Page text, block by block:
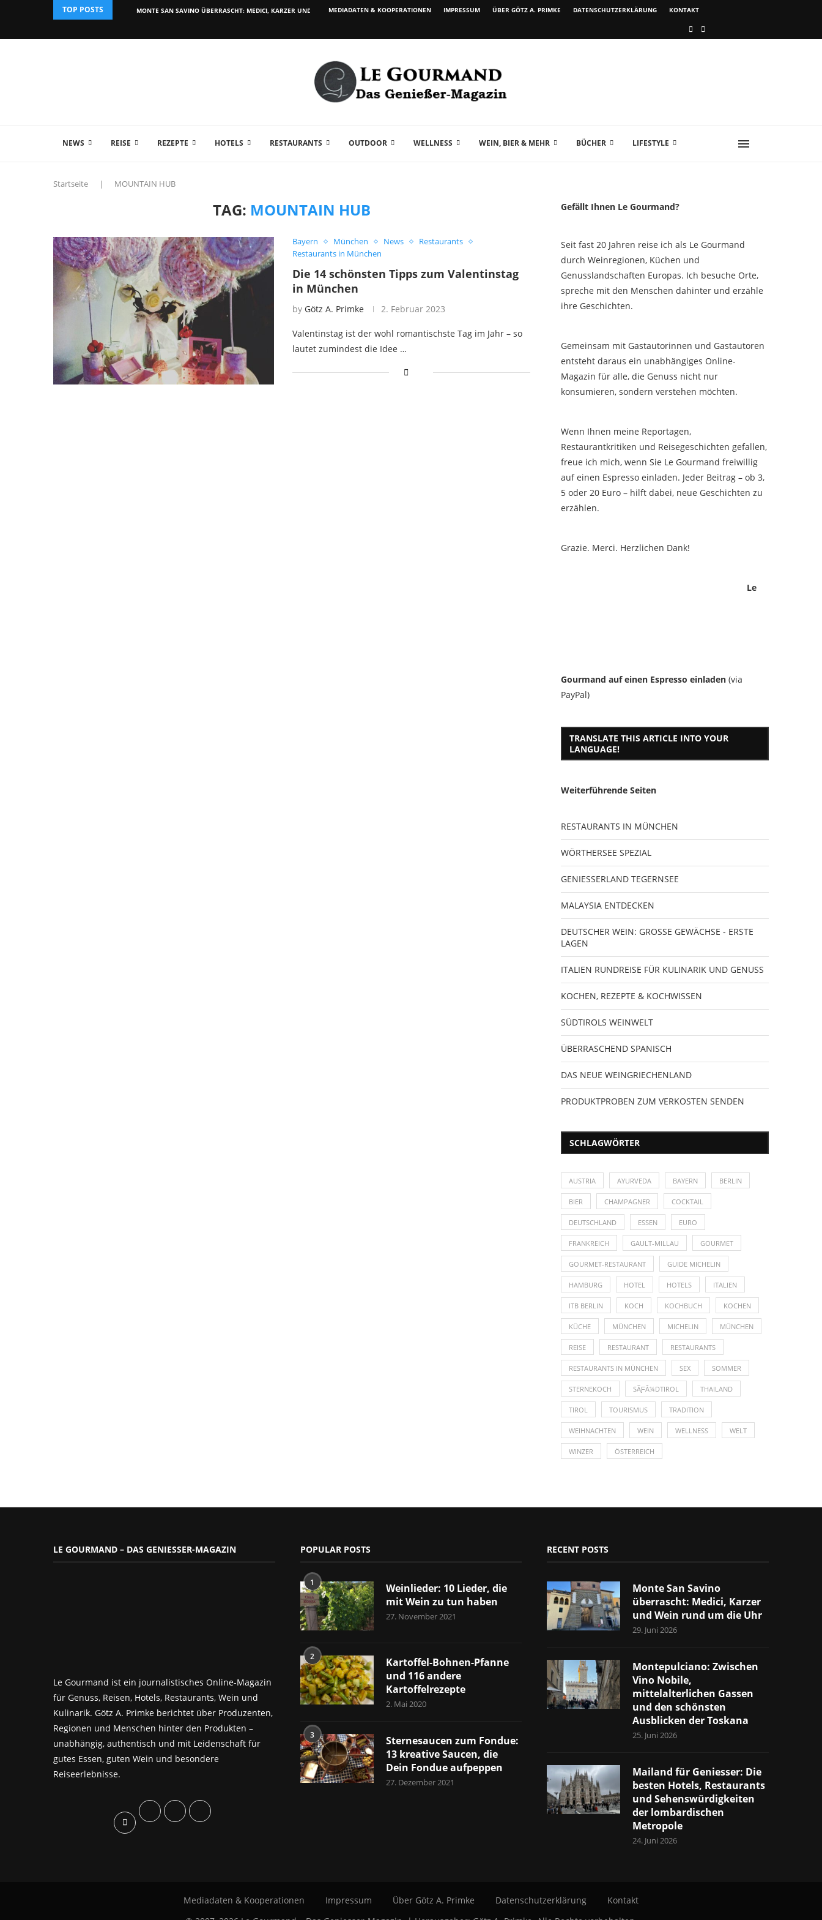
TOP POSTS MONTE SAN SAVINO ÜBERRASCHT: MEDICI, KARZER UND WEIN...MEDIADATEN & KOOPERATIONEN IMPRESSUM ÜBER GÖTZ A. PRIMKE DATENSCHUTZERKLÄRUNG KONTAKT
NEWS REISE REZEPTE HOTELS RESTAURANTS OUTDOOR WELLNESS WEIN, BIER & MEHR BÜCHER LIFESTYLE
Startseite | MOUNTAIN HUB
TAG: MOUNTAIN HUB
Bayern München News
Restaurants
Restaurants in München
Die 14 schönsten Tipps zum Valentinstag
in München
by Götz A. Primke 2. Februar 2023
Valentinstag ist der wohl romantischste Tag im Jahr – so
lautet zumindest die Idee …
Gefällt Ihnen Le Gourmand?
Seit fast 20 Jahren reise ich als Le Gourmand
durch Weinregionen, Küchen und
Genusslandschaften Europas. Ich besuche Orte,
spreche mit den Menschen dahinter und erzähle
ihre Geschichten.
Gemeinsam mit Gastautorinnen und Gastautoren
entsteht daraus ein unabhängiges Online-
Magazin für alle, die Genuss nicht nur
konsumieren, sondern verstehen möchten.
Wenn Ihnen meine Reportagen,
Restaurantkritiken und Reisegeschichten gefallen,
freue ich mich, wenn Sie Le Gourmand freiwillig
auf einen Espresso einladen. Jeder Beitrag – ob 3,
5 oder 20 Euro – hilft dabei, neue Geschichten zu
erzählen.
Grazie. Merci. Herzlichen Dank!
Le
Gourmand auf einen Espresso einladen (via
PayPal)
TRANSLATE THIS ARTICLE INTO YOUR
LANGUAGE!
Weiterführende Seiten
RESTAURANTS IN MÜNCHEN
WÖRTHERSEE SPEZIAL
GENIESSERLAND TEGERNSEE
MALAYSIA ENTDECKEN
DEUTSCHER WEIN: GROSSE GEWÄCHSE - ERSTE
LAGEN
ITALIEN RUNDREISE FÜR KULINARIK UND GENUSS
KOCHEN, REZEPTE & KOCHWISSEN
SÜDTIROLS WEINWELT
ÜBERRASCHEND SPANISCH
DAS NEUE WEINGRIECHENLAND
PRODUKTPROBEN ZUM VERKOSTEN SENDEN
SCHLAGWÖRTER
AUSTRIA AYURVEDA BAYERN BERLIN
BIER CHAMPAGNER COCKTAIL
DEUTSCHLAND ESSEN EURO
FRANKREICH GAULT-MILLAU GOURMET
GOURMET-RESTAURANT GUIDE MICHELIN
HAMBURG HOTEL HOTELS ITALIEN
ITB BERLIN KOCH KOCHBUCH KOCHEN
KÜCHE MÜNCHEN MICHELIN MÜNCHEN
REISE RESTAURANT RESTAURANTS
RESTAURANTS IN MÜNCHEN SEX SOMMER
STERNEKOCH SÃƑÂ¼DTIROL THAILAND
TIROL TOURISMUS TRADITION
WEIHNACHTEN WEIN WELLNESS WELT
WINZER ÖSTERREICH
LE GOURMAND – DAS GENIESSER-MAGAZIN
Le Gourmand ist ein journalistisches Online-Magazin
für Genuss, Reisen, Hotels, Restaurants, Wein und
Kulinarik. Götz A. Primke berichtet über Produzenten,
Regionen und Menschen hinter den Produkten –
unabhängig, authentisch und mit Leidenschaft für
gutes Essen, guten Wein und besondere
Reiseerlebnisse.
POPULAR POSTS
1
Weinlieder: 10 Lieder, die
mit Wein zu tun haben
27. November 2021
2
Kartoffel-Bohnen-Pfanne
und 116 andere
Kartoffelrezepte
2. Mai 2020
3
Sternesaucen zum Fondue:
13 kreative Saucen, die
Dein Fondue aufpeppen
27. Dezember 2021
RECENT POSTS
Monte San Savino
überrascht: Medici, Karzer
und Wein rund um die Uhr
29. Juni 2026
Montepulciano: Zwischen
Vino Nobile,
mittelalterlichen Gassen
und den schönsten
Ausblicken der Toskana
25. Juni 2026
Mailand für Geniesser: Die
besten Hotels, Restaurants
und Sehenswürdigkeiten
der lombardischen
Metropole
24. Juni 2026
Mediadaten & Kooperationen Impressum Über Götz A. Primke Datenschutzerklärung
Kontakt